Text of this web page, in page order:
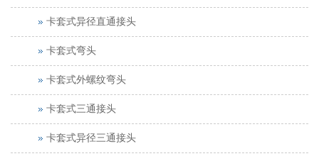
卡套式异径直通接头
卡套式弯头
卡套式外螺纹弯头
卡套式三通接头
卡套式异径三通接头